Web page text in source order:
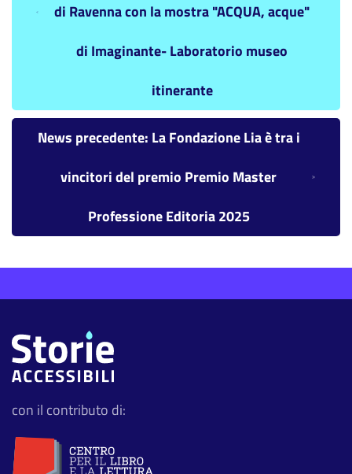
di Ravenna con la mostra "ACQUA, acque"
di Imaginante- Laboratorio museo
itinerante
News precedente: La Fondazione Lia è tra i
vincitori del premio Premio Master
Professione Editoria 2025
con il contributo di: